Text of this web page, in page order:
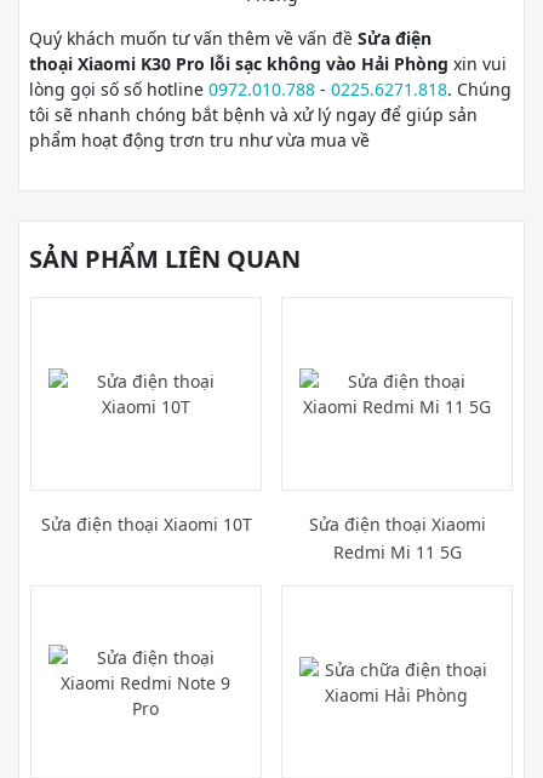
Quý khách muốn tư vấn thêm về vấn đề Sửa điện
thoại Xiaomi K30 Pro lỗi sạc không vào Hải Phòng xin vui
lòng gọi số số hotline 0972.010.788 - 0225.6271.818. Chúng
tôi sẽ nhanh chóng bắt bệnh và xử lý ngay để giúp sản
phẩm hoạt động trơn tru như vừa mua về
SẢN PHẨM LIÊN QUAN
Sửa điện thoại Xiaomi 10T
Sửa điện thoại Xiaomi
Redmi Mi 11 5G